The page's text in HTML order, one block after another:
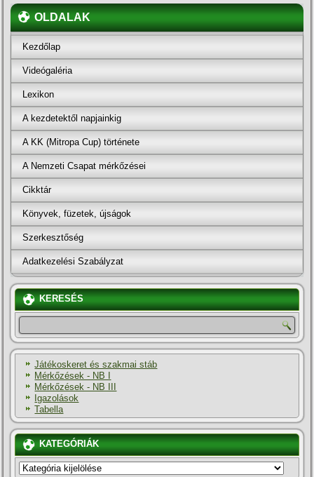
OLDALAK
Kezdőlap
Videógaléria
Lexikon
A kezdetektől napjainkig
A KK (Mitropa Cup) története
A Nemzeti Csapat mérkőzései
Cikktár
Könyvek, füzetek, újságok
Szerkesztőség
Adatkezelési Szabályzat
KERESÉS
Játékoskeret és szakmai stáb
Mérkőzések - NB I
Mérkőzések - NB III
Igazolások
Tabella
KATEGÓRIÁK
KATEGÓRIÁK